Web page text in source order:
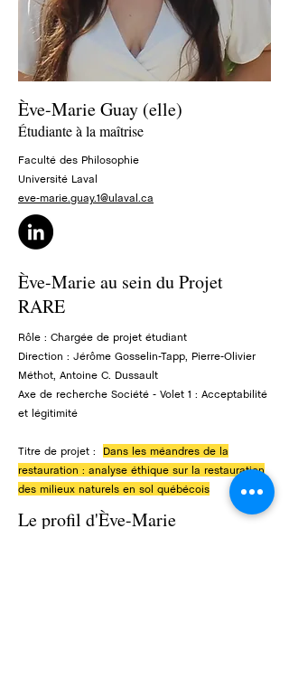
Ève-Marie Guay (elle)
Étudiante à la maîtrise
Faculté des Philosophie
Université Laval
eve-marie.guay.1@ulaval.ca
Ève-Marie au sein du Projet
RARE
Rôle : Chargée de projet étudiant
Direction : Jérôme Gosselin-Tapp, Pierre-Olivier
Méthot, Antoine C. Dussault
Axe de recherche Société - Volet 1 : Acceptabilité
et légitimité
​Titre de projet :
Dans les méandres de la
restauration : analyse éthique sur la restauration
des milieux naturels en sol québécois
Le profil d'Ève-Marie